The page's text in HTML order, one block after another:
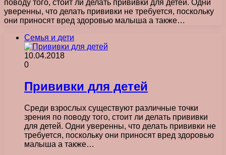
поводу того, стоит ли делать прививки для детей. Одни
уверенны, что делать прививки не требуется, поскольку
они приносят вред здоровью малыша а также…
Семья и дети
10.04.2018
0
Прививки для детей
Среди взрослых существуют различные точки
зрения по поводу того, стоит ли делать прививки
для детей. Одни уверенны, что делать прививки не
требуется, поскольку они приносят вред здоровью
малыша а также…